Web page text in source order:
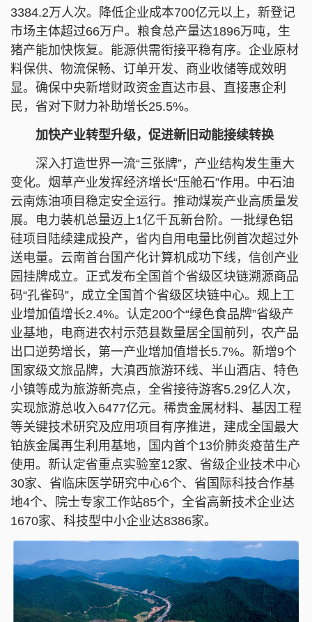
3384.2万人次。降低企业成本700亿元以上，新登记
市场主体超过66万户。粮食总产量达1896万吨，生
猪产能加快恢复。能源供需衔接平稳有序。企业原材
料保供、物流保畅、订单开发、商业收储等成效明
显。确保中央新增财政资金直达市县、直接惠企利
民，省对下财力补助增长25.5%。
加快产业转型升级，促进新旧动能接续转换
深入打造世界一流“三张牌”，产业结构发生重大
变化。烟草产业发挥经济增长“压舱石”作用。中石油
云南炼油项目稳定安全运行。推动煤炭产业高质量发
展。电力装机总量迈上1亿千瓦新台阶。一批绿色铝
硅项目陆续建成投产，省内自用电量比例首次超过外
送电量。云南首台国产化计算机成功下线，信创产业
园挂牌成立。正式发布全国首个省级区块链溯源商品
码“孔雀码”，成立全国首个省级区块链中心。规上工
业增加值增长2.4%。认定200个“绿色食品牌”省级产
业基地，电商进农村示范县数量居全国前列，农产品
出口逆势增长，第一产业增加值增长5.7%。新增9个
国家级文旅品牌，大滇西旅游环线、半山酒店、特色
小镇等成为旅游新亮点，全省接待游客5.29亿人次，
实现旅游总收入6477亿元。稀贵金属材料、基因工程
等关键技术研究及应用项目有序推进，建成全国最大
铂族金属再生利用基地，国内首个13价肺炎疫苗生产
使用。新认定省重点实验室12家、省级企业技术中心
30家、省临床医学研究中心6个、省国际科技合作基
地4个、院士专家工作站85个，全省高新技术企业达
1670家、科技型中小企业达8386家。